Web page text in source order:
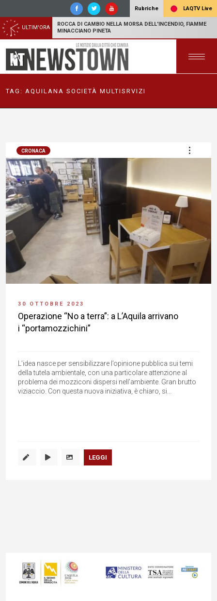
Rubriche LAQTV Live
ULTIM'ORA
ROCCA DI CAMBIO NELLA MORSA DELL'INCENDIO, FIAMME
MINACCIANO PINETA
TAG: AQUILANA SOCIETÀ MULTISRVIZI
CRONACA
30 OTTOBRE 2023
Operazione “No a terra”: a L’Aquila arrivano
i “portamozzichini”
L’idea nasce per sensibilizzare l’opinione pubblica sui temi
della tutela ambientale, con una particolare attenzione al
problema dei mozziconi dispersi nell’ambiente. Gran brutto
viziaccio. Con questa nuova iniziativa, è chiaro, si...
LEGGI